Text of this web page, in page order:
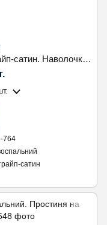
Постільна білизна двоспальна страйп-сатин. Наволочка 70х70. Koloco
764
сатин